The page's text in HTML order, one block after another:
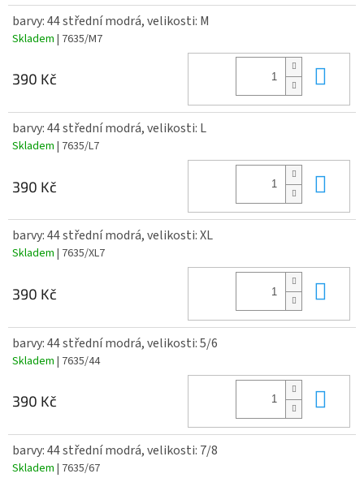
barvy: 44 střední modrá, velikosti: M
Skladem | 7635/M7
390 Kč
barvy: 44 střední modrá, velikosti: L
Skladem | 7635/L7
390 Kč
barvy: 44 střední modrá, velikosti: XL
Skladem | 7635/XL7
390 Kč
barvy: 44 střední modrá, velikosti: 5/6
Skladem | 7635/44
390 Kč
barvy: 44 střední modrá, velikosti: 7/8
Skladem | 7635/67